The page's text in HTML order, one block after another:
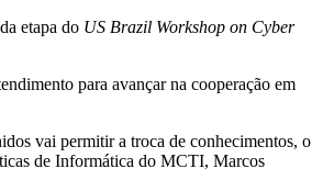
etapa do US Brazil Workshop on Cyber
para avançar na cooperação em
vai permitir a troca de conhecimentos, o
de Informática do MCTI, Marcos